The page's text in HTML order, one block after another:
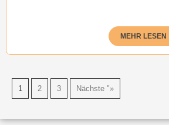
MEHR LESEN
1 2 3 Nächste "»